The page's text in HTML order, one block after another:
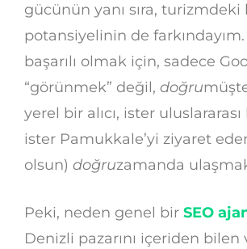
gücünün yanı sıra, turizmdeki
potansiyelinin de
başarılı olmak için, sadece
“görünmek” değil, doğru
yerel bir alıcı, ister
ister Pamukkale’yi ziyaret
olsun) doğruzamanda
Peki, neden genel bir SEO
Denizli pazarını içeriden bilen